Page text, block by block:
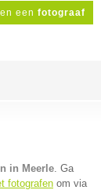
een fotograaf
in Meerle. Ga
fotografen om via